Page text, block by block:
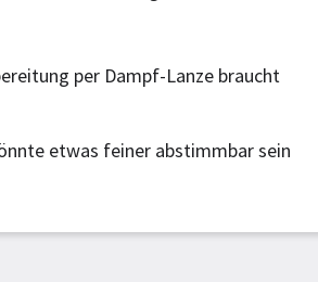
per Dampf-Lanze braucht
etwas feiner abstimmbar sein